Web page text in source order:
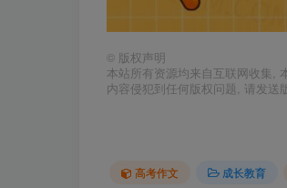
© 版权声明
本站所有资源均来自互联网收集,
内容侵犯到任何版权问题, 请发送
高考作文 成长教育